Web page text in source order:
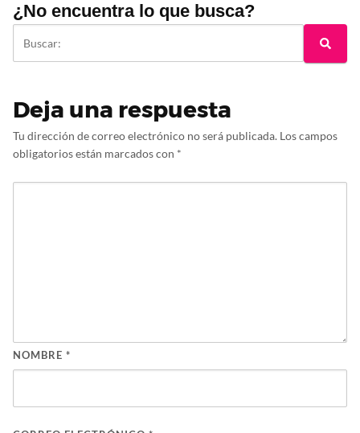
¿No encuentra lo que busca?
Deja una respuesta
Tu dirección de correo electrónico no será publicada. Los campos
obligatorios están marcados con *
NOMBRE *